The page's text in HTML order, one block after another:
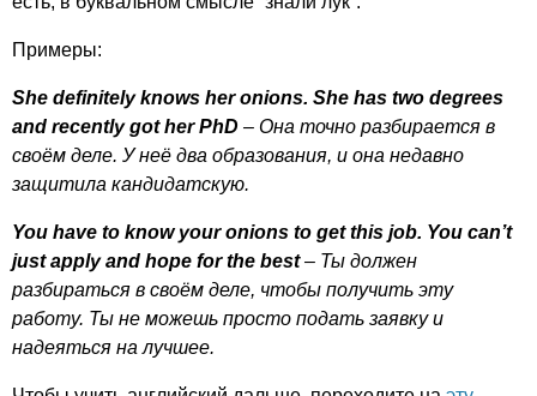
Примеры:
She definitely knows her onions. She has two degrees
and recently got her PhD – Она точно разбирается в
своём деле. У неё два образования, и она недавно
защитила кандидатскую.
You have to know your onions to get this job. You can’t
just apply and hope for the best– Ты должен
разбираться в своём деле, чтобы получить эту
работу. Ты не можешь просто подать заявку и
надеяться на лучшее.